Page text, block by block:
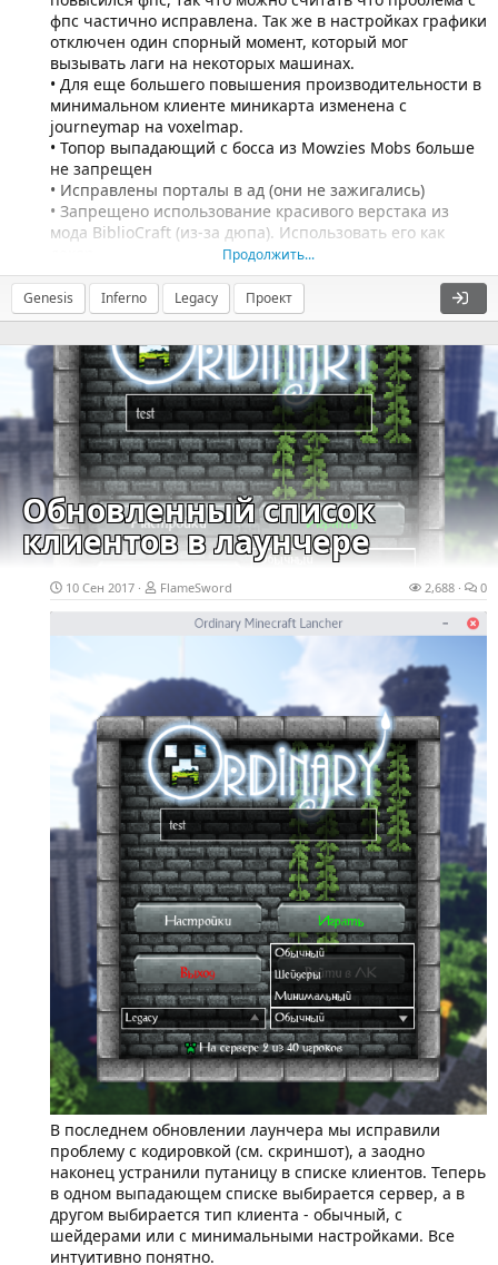
фпс частично исправлена. Так же в настройках графики
отключен один спорный момент, который мог
вызывать лаги на некоторых машинах.
• Для еще большего повышения производительности в
минимальном клиенте миникарта изменена с
journeymap на voxelmap.
• Топор выпадающий с босса из Mowzies Mobs больше
не запрещен
• Исправлены порталы в ад (они не зажигались)
• Запрещено использование красивого верстака из
мода BiblioCraft (из-за дюпа). Использовать его как
Продолжить...
Genesis Inferno Legacy Проект
Обновленный список
клиентов в лаунчере
10 Сен 2017 FlameSword 2,688 0
В последнем обновлении лаунчера мы исправили
проблему с кодировкой (см. скриншот), а заодно
наконец устранили путаницу в списке клиентов. Теперь
в одном выпадающем списке выбирается сервер, а в
другом выбирается тип клиента - обычный, с
шейдерами или с минимальными настройками. Все
интуитивно понятно.